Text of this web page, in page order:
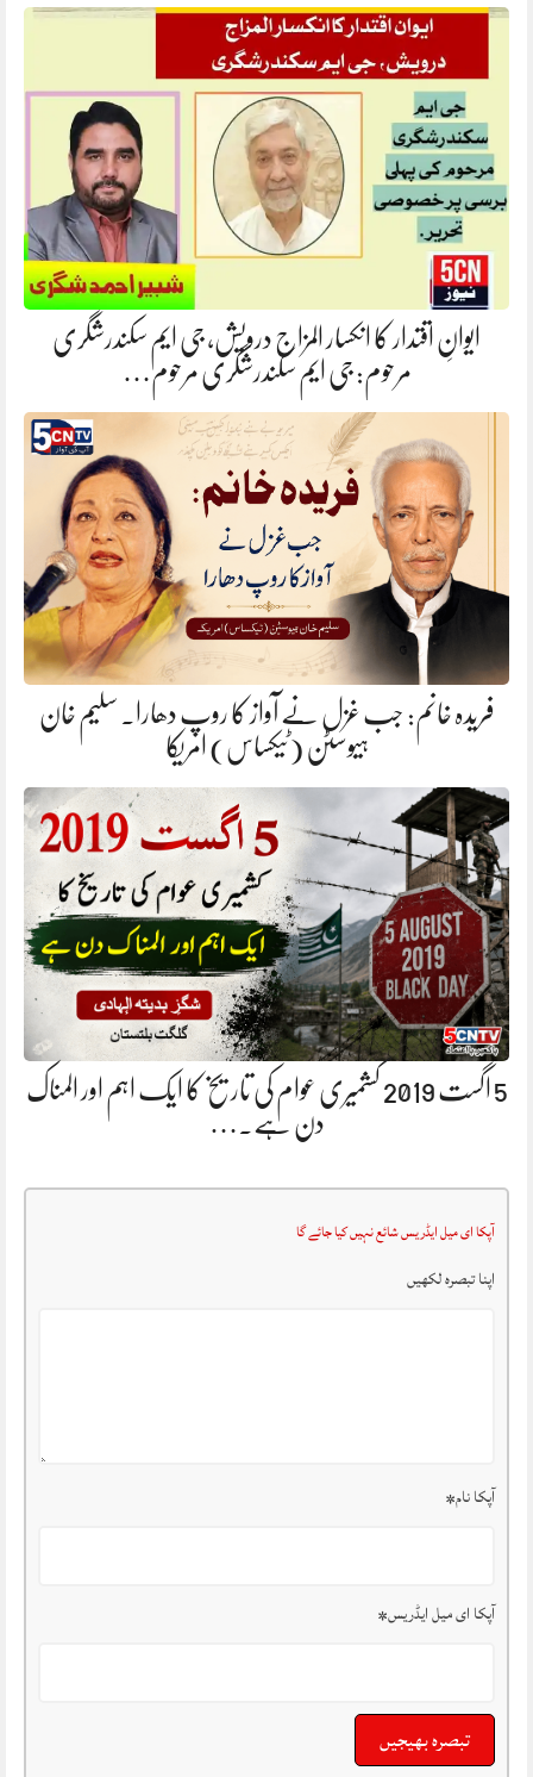
ایوانِ اقتدار کا انکسار المزاج درویش، جی ایم سکندرشگری
مرحوم: جی ایم سکندرشگری مرحوم…
فریدہ خانم: جب غزل نے آواز کا روپ دھارا. سلیم خان
ہیوسٹن (ٹیکساس) امریکا
5 اگست 2019 کشمیری عوام کی تاریخ کا ایک اہم اور المناک
دن ہے.…
آپکا ای میل ایڈریس شائع نہیں کیا جائے گا
اپنا تبصرہ لکھیں
آپکا نام*
آپکا ای میل ایڈریس*